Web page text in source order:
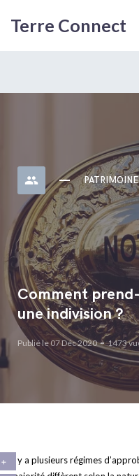
Terre Connect
people
Comment
une indivision ?
Publié le 07 Déc 2020 1473
Il y a plusieurs régimes